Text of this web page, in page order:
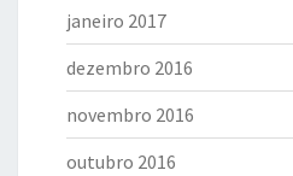
janeiro 2017
dezembro 2016
novembro 2016
outubro 2016